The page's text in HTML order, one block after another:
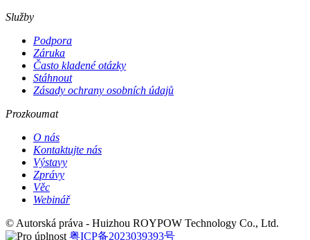
Služby
Podpora
Záruka
Často kladené otázky
Stáhnout
Zásady ochrany osobních údajů
Prozkoumat
O nás
Kontaktujte nás
Výstavy
Zprávy
Věc
Webinář
© Autorská práva - Huizhou ROYPOW Technology Co., Ltd.
粤ICP备2023039393号